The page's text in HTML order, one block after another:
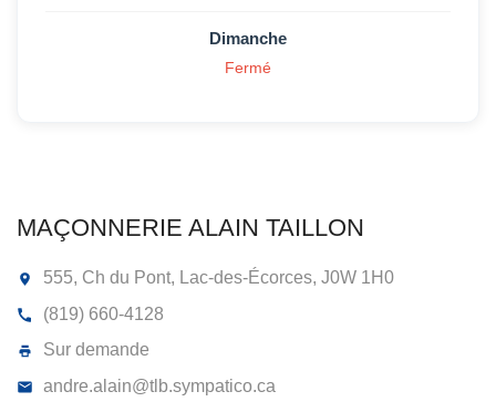
MAÇONNERIE ALAIN TAILLON
Dimanche
Fermé